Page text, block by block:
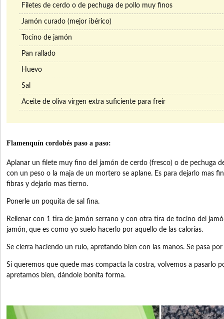
Filetes de cerdo o de pechuga de pollo muy finos
Jamón curado (mejor ibérico)
Tocino de jamón
Pan rallado
Huevo
Sal
Aceite de oliva virgen extra suficiente para freir
Flamenquín cordobés paso a paso:
Aplanar un filete muy fino del jamón de cerdo (fresco) o de pechuga
con un peso o la maja de un mortero se aplane. Es para dejarlo mas
fibras y dejarlo mas tierno.
Ponerle un poquita de sal fina.
Rellenar con 1 tira de jamón serrano y con otra tira de tocino del
jamón, que es como yo suelo hacerlo por aquello de las calorías.
Se cierra haciendo un rulo, apretando bien con las manos. Se pasa
Si queremos que quede mas compacta la costra, volvemos a pasarlo
apretamos bien, dándole bonita forma.